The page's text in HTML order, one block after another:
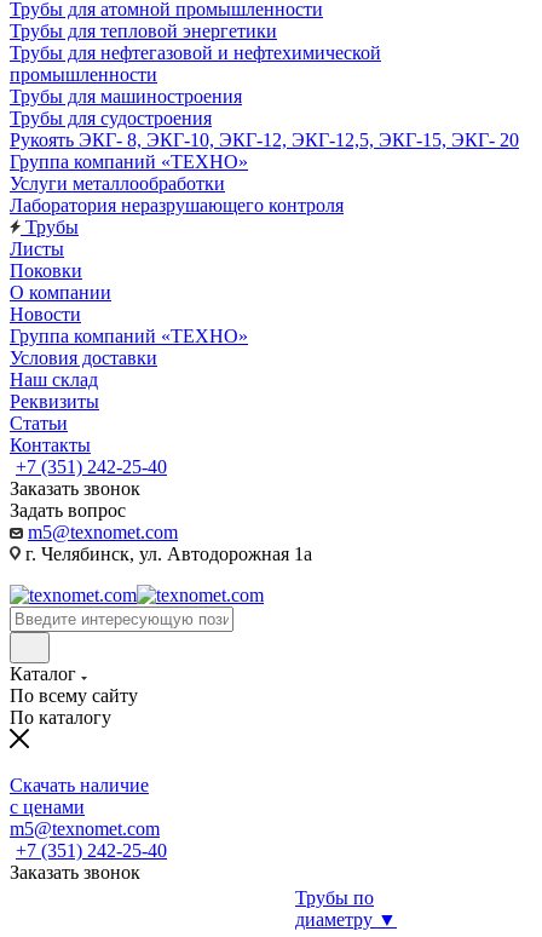
Трубы для атомной промышленности
Трубы для тепловой энергетики
Трубы для нефтегазовой и нефтехимической
промышленности
Трубы для машиностроения
Трубы для судостроения
Рукоять ЭКГ- 8, ЭКГ-10, ЭКГ-12, ЭКГ-12,5, ЭКГ-15, ЭКГ- 20
Группа компаний «ТЕХНО»
Услуги металлообработки
Лаборатория неразрушающего контроля
Трубы
Листы
Поковки
О компании
Новости
Группа компаний «ТЕХНО»
Условия доставки
Наш склад
Реквизиты
Статьи
Контакты
+7 (351) 242-25-40
Заказать звонок
Задать вопрос
m5@texnomet.com
г. Челябинск, ул. Автодорожная 1а
Каталог
По всему сайту
По каталогу
Скачать наличие
с ценами
m5@texnomet.com
+7 (351) 242-25-40
Заказать звонок
Трубы по
диаметру ▼